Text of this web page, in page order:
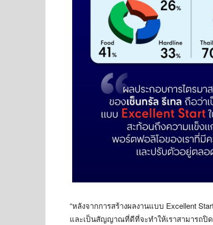
“หลังจากการสร้างผลงานแบบ Excellent
และเป็นสัญญาณที่ดีที่จะทำให้เราสามารถปิด